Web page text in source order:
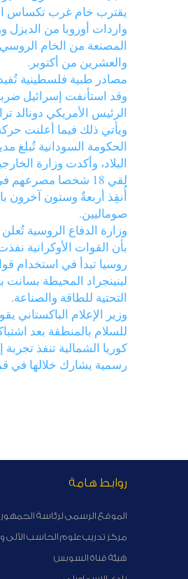
يقترب خام غرب تكساس الوسيط
واردات أوروبا من
والعشرين من أكتوبر.
وقد استأنفت إسرائيل
الرئيس الأمريكي
ويأتي ذلك فيما أعلنت
البلاد، وأكدت وزارة
لقي 18 شخصا
صوماليين.
بأن القوات الأوكرانية
روسيا تبدأ في استخدام
التحتية للطاقة والصناعة.
وزير الإعلام
للسلام بالمنطقة بعد
كوريا الشمالية تنفذ
رسمية يشارك خلالها في
روابط هامة
الموقع الرسمى لرئاسة
مركز تدريب علوم الحاسب الآلى
هيئة قناة السوبس